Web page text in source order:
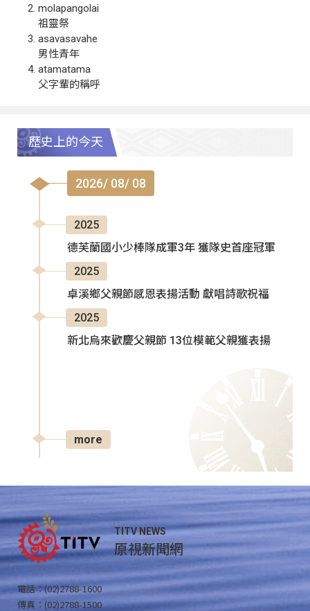
molapangolai
祖靈祭
asavasavahe
男性青年
atamatama
父字輩的稱呼
歷史上的今天
2026/ 08/ 08
2025
德芙蘭國小少棒隊成軍3年 獲隊史首座冠軍
2025
卓溪鄉父親節感恩表揚活動 獻唱詩歌祝福
2025
新北烏來歡慶父親節 13位模範父親獲表揚
more
TITV NEWS
原視新聞網
電話：(02)2788-1600
傳真：(02)2788-1500